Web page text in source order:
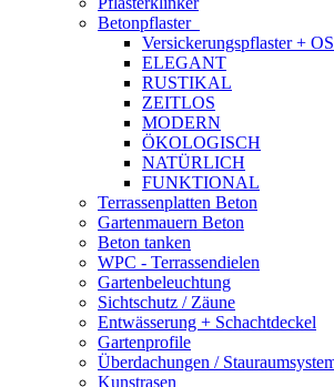
Betonpflaster
Versickerungspflaster +
ELEGANT
RUSTIKAL
ZEITLOS
MODERN
ÖKOLOGISCH
NATÜRLICH
FUNKTIONAL
Terrassenplatten Beton
Gartenmauern Beton
Beton tanken
WPC - Terrassendielen
Gartenbeleuchtung
Sichtschutz / Zäune
Entwässerung + Schachtdeckel
Gartenprofile
Überdachungen /
Kunstrasen